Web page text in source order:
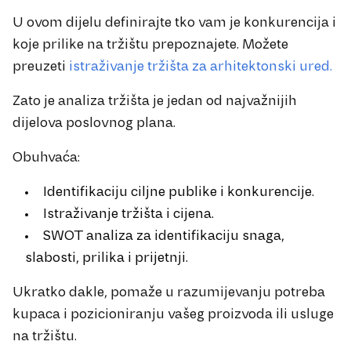
U ovom dijelu definirajte tko vam je konkurencija i
koje prilike na tržištu prepoznajete. Možete
preuzeti istraživanje tržišta za arhitektonski ured.
Zato je analiza tržišta je jedan od najvažnijih
dijelova poslovnog plana.
Obuhvaća:
Identifikaciju ciljne publike i konkurencije.
Istraživanje tržišta i cijena.
SWOT analiza za identifikaciju snaga,
slabosti, prilika i prijetnji.
Ukratko dakle, pomaže u razumijevanju potreba
kupaca i pozicioniranju vašeg proizvoda ili usluge
na tržištu.